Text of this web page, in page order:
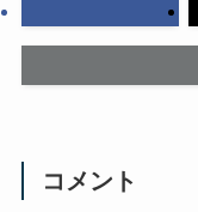
コメント